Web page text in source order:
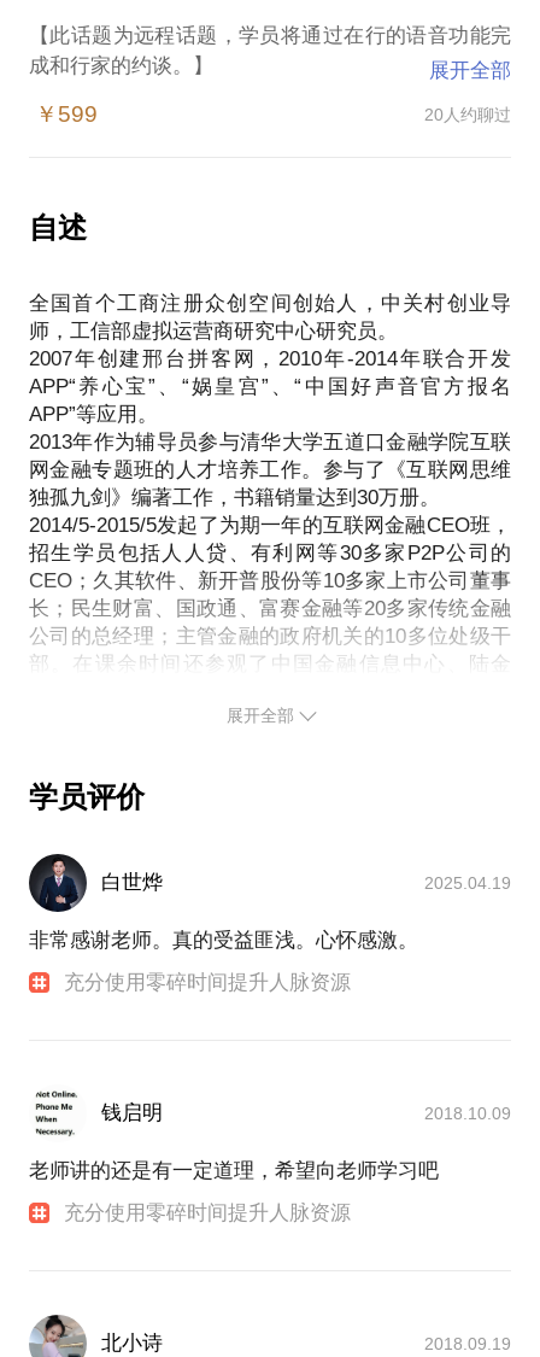
http://www.ifc1000.org/act/2014/0519/130253297.html
2015年众筹了全国第一个工商注册的众创
中国日报网：
【此话题为远程话题，学员将通过在行的语音功能完
成和行家的约谈。】
我的特殊技能。我自己不擅长社交，组局，但我总能
不可估量的作用。
例如：一面之缘就让我和互联网第一批成名的程序员
有限公司。一个培训会议上，和国家机关工委领导成
为忘年交，在厦门的一次酒会上和私募一姐王茹远成
为了姐弟，并由他推荐和IDG的李丰，经纬创投的张
颖等一起演讲。
http://mp.weixin.qq.com/s?
为了更好地服务好这些朋友，我把这些朋友聚合到了
一起，由四家上市公司和董事长众筹了乐智科技，由
十几位朋友联合成立了乐智众创基金。相信这些技能
在你的工作中会发挥不一样的功用，如果你也想掌握
这些，我可以无保留的分享给你；在圈层决定效率的
社会，相信拥有了这项本领，在你的创业和金融领域
展开全部
￥599 20人约聊过
自述
全国首个工商注册众创空间创始人，中关村创业导
师，工信部虚拟运营商研究中心研究员。
2007年创建邢台拼客网，2010年-2014年联合开发
APP“养心宝”、“娲皇宫”、“中国好声音官方报名
APP”等应用。
2013年作为辅导员参与清华大学五道口金融学院互联
网金融专题班的人才培养工作。参与了《互联网思维
独孤九剑》编著工作，书籍销量达到30万册。
2014/5-2015/5发起了为期一年的互联网金融CEO班，
招生学员包括人人贷、有利网等30多家P2P公司的
CEO；久其软件、新开普股份等10多家上市公司董事
长；民生财富、国政通、富赛金融等20多家传统金融
公司的总经理；主管金融的政府机关的10多位处级干
部。在课余时间还参观了中国金融信息中心、陆金
织了第二届全球互联网金融的大会。
才孵化开设包括创业大赛、技能大赛等各类人才大
联网人才和创业项目。
公司股东包括上市公司新开普电子股份有限公司、连
续创业者简晶、中恒电气（SZ002364）联合创始人张
永浩、安硕信息(SZ300380)CEO高勇、 《互联网思
维“独孤九剑”》作者赵大伟、 亿微数据CEO王玉等业
内人士。
乐智简介
中国经济网：
总理考察中关村创业街：笑谈"折腾" 解读大众创业精
邢台科协：
河北日报、河北新闻网：
展开全部
学员评价
白世烨 2025.04.19
非常感谢老师。真的受益匪浅。心怀感激。
充分使用零碎时间提升人脉资源
钱启明 2018.10.09
老师讲的还是有一定道理，希望向老师学习吧
充分使用零碎时间提升人脉资源
北小诗 2018.09.19